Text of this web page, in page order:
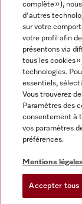
Informations légales
CGV
Conditions
Déclaration
Digital Services Act
Miele sur Instagram
Miele sur
complète »),
d'autres
sur votre
votre profil afin
présentons via
tous les cookies
technologies.
essentiels,
Vous trouverez
Paramètres des
consentement à
vos paramètres
préférences.
Mentions légales
Accepter tous